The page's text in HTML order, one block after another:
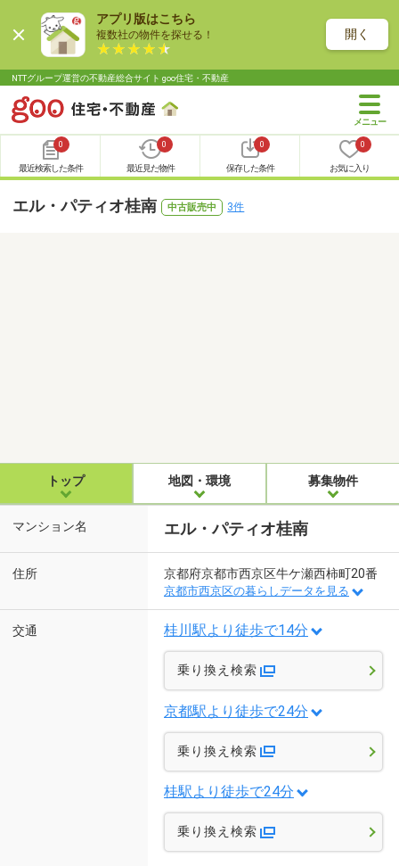
アプリ版はこちら
複数社の物件を探せる！ 開く
NTTグループ運営の不動産総合サイト goo住宅・不動産
0
最近検索した条件
0
最近見た物件
0
保存した条件
0
お気に入り
エル・パティオ桂南 中古販売中 3件
トップ 地図・環境 募集物件
マンション名 エル・パティオ桂南
住所 京都府京都市西京区牛ケ瀬西柿町20番
京都市西京区の暮らしデータを見る
交通 桂川駅より徒歩で14分
乗り換え検索
京都駅より徒歩で24分
乗り換え検索
桂駅より徒歩で24分
乗り換え検索